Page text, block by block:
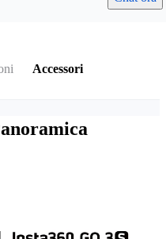
Accessori